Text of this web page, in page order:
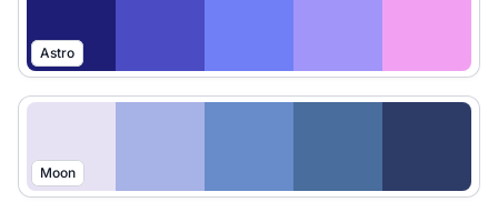
Astro
Moon